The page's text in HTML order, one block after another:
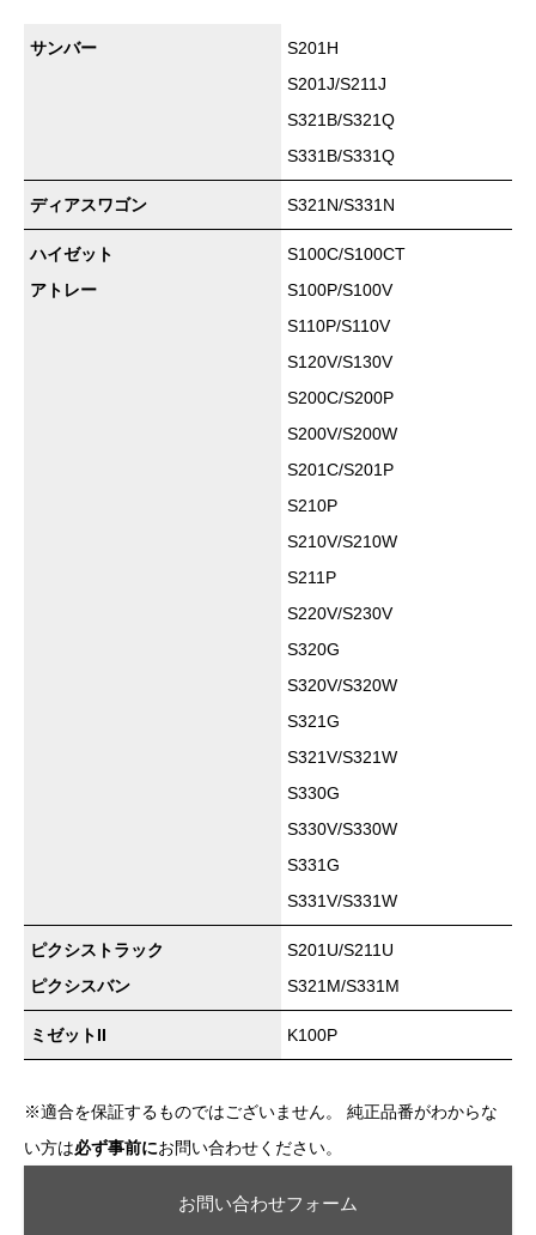
サンバー
S201H
S201J/S211J
S321B/S321Q
S331B/S331Q
ディアスワゴン S321N/S331N
ハイゼット
アトレー
S100C/S100CT
S100P/S100V
S110P/S110V
S120V/S130V
S200C/S200P
S200V/S200W
S201C/S201P
S210P
S210V/S210W
S211P
S220V/S230V
S320G
S320V/S320W
S321G
S321V/S321W
S330G
S330V/S330W
S331G
S331V/S331W
ピクシストラック
ピクシスバン
S201U/S211U
S321M/S331M
ミゼットII K100P
※適合を保証するものではございません。 純正品番がわからな
い方は必ず事前にお問い合わせください。
お問い合わせフォーム